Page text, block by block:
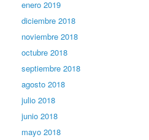
enero 2019
diciembre 2018
noviembre 2018
octubre 2018
septiembre 2018
agosto 2018
julio 2018
junio 2018
mayo 2018